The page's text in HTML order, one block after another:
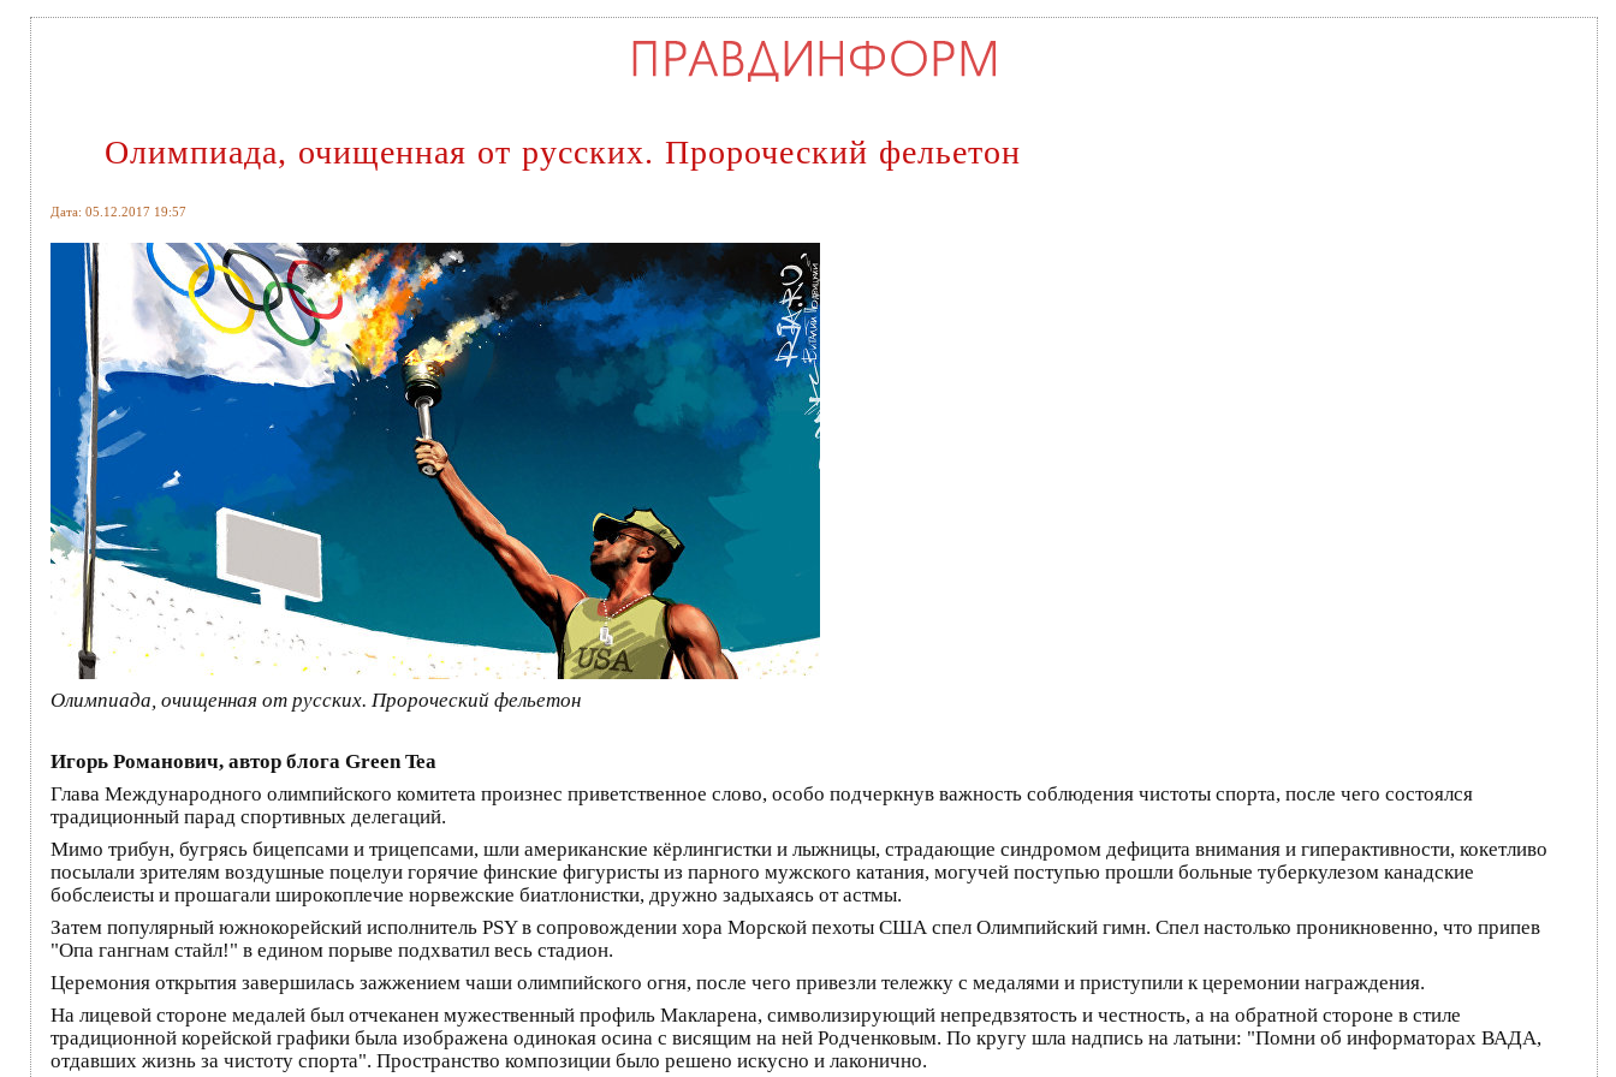
Олимпиада, очищенная от русских. Пророческий фельетон
Дата: 05.12.2017 19:57
Олимпиада, очищенная от русских. Пророческий фельетон
Игорь Романович, автор блога Green Tea
Глава Международного олимпийского комитета произнес приветственное слово, особо подчеркнув важность соблюдения чистоты спорта, после чего состоялся
традиционный парад спортивных делегаций.
Мимо трибун, бугрясь бицепсами и трицепсами, шли американские кёрлингистки и лыжницы, страдающие синдромом дефицита внимания и гиперактивности, кокетливо
посылали зрителям воздушные поцелуи горячие финские фигуристы из парного мужского катания, могучей поступью прошли больные туберкулезом канадские
бобслеисты и прошагали широкоплечие норвежские биатлонистки, дружно задыхаясь от астмы.
Затем популярный южнокорейский исполнитель PSY в сопровождении хора Морской пехоты США спел Олимпийский гимн. Спел настолько проникновенно, что припев
"Опа гангнам стайл!" в едином порыве подхватил весь стадион.
Церемония открытия завершилась зажжением чаши олимпийского огня, после чего привезли тележку с медалями и приступили к церемонии награждения.
На лицевой стороне медалей был отчеканен мужественный профиль Макларена, символизирующий непредвзятость и честность, а на обратной стороне в стиле
традиционной корейской графики была изображена одинокая осина с висящим на ней Родченковым. По кругу шла надпись на латыни: "Помни об информаторах ВАДА,
отдавших жизнь за чистоту спорта". Пространство композиции было решено искусно и лаконично.